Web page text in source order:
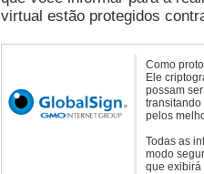
virtual estão protegidos
Como
Ele
possam
transitando
pelos
Todas as
modo
que exibirá